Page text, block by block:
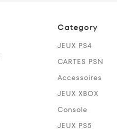
Category
JEUX PS4
CARTES PSN
Accessoires
JEUX XBOX
Console
JEUX PS5